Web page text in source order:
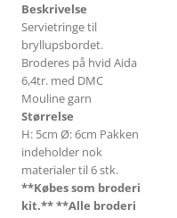
Beskrivelse
Servietringe til
bryllupsbordet.
Broderes på hvid Aida
6,4tr. med DMC
Mouline garn
Størrelse
H: 5cm Ø: 6cm Pakken
indeholder nok
materialer til 6 stk.
**Købes som broderi
kit.****Alle broderi